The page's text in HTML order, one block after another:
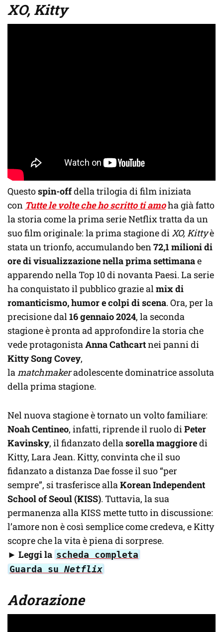
XO, Kitty
Questospin-offdella trilogia di film iniziata
con Tutte le volte che ho scritto ti amoha già fatto
la storia come la prima serie Netflix tratta da un
suo film originale: la prima stagione diXO, Kittyè
stata un trionfo, accumulando ben72,1 milioni di
ore di visualizzazione nella prima settimanae
apparendo nella Top 10 di novanta Paesi. La serie
ha conquistato il pubblico grazie almix di
romanticismo, humor e colpi di scena. Ora, per la
precisione dal16 gennaio 2024, la seconda
stagione è pronta ad approfondire la storia che
vede protagonistaAnna Cathcartnei panni di
Kitty Song Covey,
lamatchmakeradolescente dominatrice assoluta
della prima stagione.
Nel nuova stagione è tornato un volto familiare:
Noah Centineo, infatti, riprende il ruolo diPeter
Kavinsky, il fidanzato dellasorella maggioredi
Kitty, Lara Jean. Kitty, convinta che il suo
fidanzato a distanza Dae fosse il suo “per
sempre”, si trasferisce allaKorean Independent
School of Seoul (KISS). Tuttavia, la sua
permanenza alla KISS mette tutto in discussione:
l’amore non è così semplice come credeva, e Kitty
scopre che la vita è piena di sorprese.
► Leggi la scheda completa
Guarda suNetflix
Adorazione